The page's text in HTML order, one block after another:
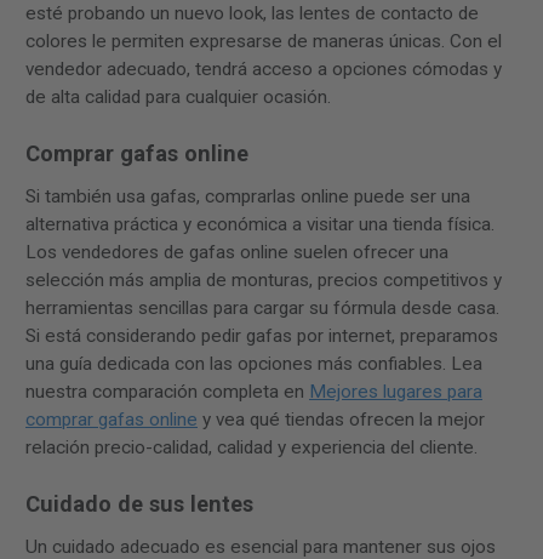
esté probando un nuevo look, las lentes de contacto de
colores le permiten expresarse de maneras únicas. Con el
vendedor adecuado, tendrá acceso a opciones cómodas y
de alta calidad para cualquier ocasión.
Comprar gafas online
Si también usa gafas, comprarlas online puede ser una
alternativa práctica y económica a visitar una tienda física.
Los vendedores de gafas online suelen ofrecer una
selección más amplia de monturas, precios competitivos y
herramientas sencillas para cargar su fórmula desde casa.
Si está considerando pedir gafas por internet, preparamos
una guía dedicada con las opciones más confiables. Lea
nuestra comparación completa en Mejores lugares para
comprar gafas online y vea qué tiendas ofrecen la mejor
relación precio-calidad, calidad y experiencia del cliente.
Cuidado de sus lentes
Un cuidado adecuado es esencial para mantener sus ojos